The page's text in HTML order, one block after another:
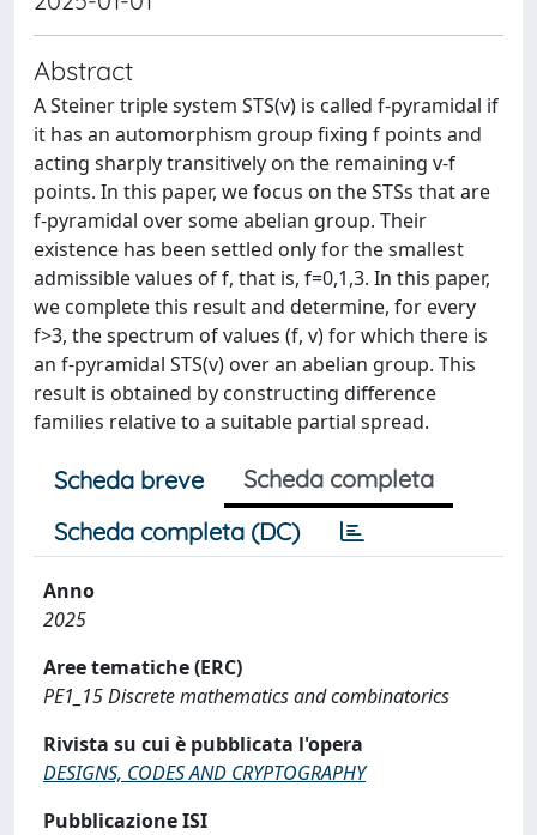
Abstract
A Steiner triple system STS(v) is called f-pyramidal if
it has an automorphism group fixing f points and
acting sharply transitively on the remaining v-f
points. In this paper, we focus on the STSs that are
f-pyramidal over some abelian group. Their
existence has been settled only for the smallest
admissible values of f, that is, f=0,1,3. In this paper,
we complete this result and determine, for every
f>3, the spectrum of values (f, v) for which there is
an f-pyramidal STS(v) over an abelian group. This
result is obtained by constructing difference
families relative to a suitable partial spread.
Scheda breve
Scheda completa
Scheda completa (DC)
Anno
2025
Aree tematiche (ERC)
PE1_15 Discrete mathematics and combinatorics
Rivista su cui è pubblicata l'opera
DESIGNS, CODES AND CRYPTOGRAPHY
Pubblicazione ISI